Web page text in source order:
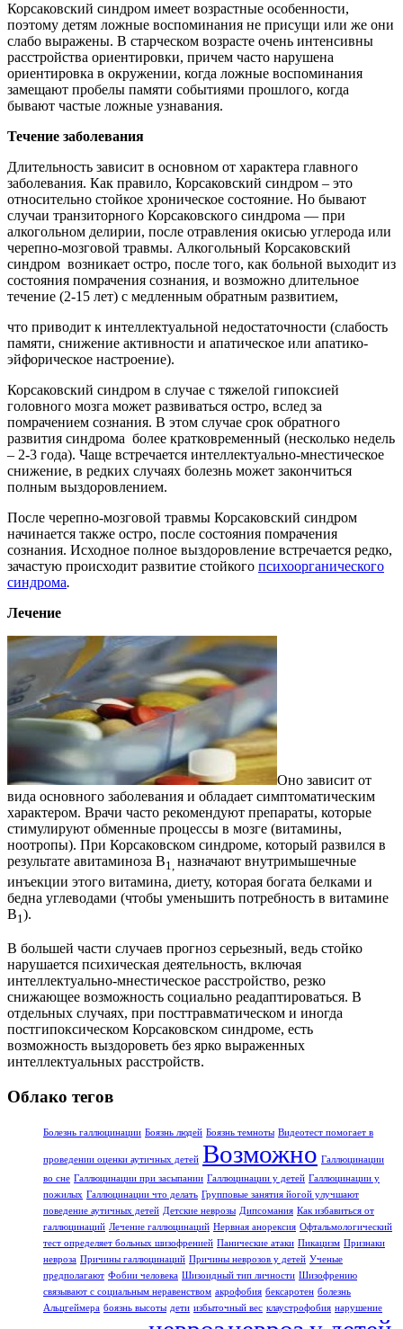
Корсаковский синдром имеет возрастные особенности,
поэтому детям ложные воспоминания не присущи или же они
слабо выражены. В старческом возрасте очень интенсивны
расстройства ориентировки, причем часто нарушена
ориентировка в окружении, когда ложные воспоминания
замещают пробелы памяти событиями прошлого, когда
бывают частые ложные узнавания.
Течение заболевания
Длительность зависит в основном от характера главного
заболевания. Как правило, Корсаковский синдром – это
относительно стойкое хроническое состояние. Но бывают
случаи транзиторного Корсаковского синдрома — при
алкогольном делирии, после отравления окисью углерода или
черепно-мозговой травмы. Алкогольный Корсаковский
синдром возникает остро, после того, как больной выходит из
состояния помрачения сознания, и возможно длительное
течение (2-15 лет) с медленным обратным развитием,
что приводит к интеллектуальной недостаточности (слабость
памяти, снижение активности и апатическое или апатико-
эйфорическое настроение).
Корсаковский синдром в случае с тяжелой гипоксией
головного мозга может развиваться остро, вслед за
помрачением сознания. В этом случае срок обратного
развития синдрома более кратковременный (несколько недель
– 2-3 года). Чаще встречается интеллектуально-мнестическое
снижение, в редких случаях болезнь может закончиться
полным выздоровлением.
После черепно-мозговой травмы Корсаковский синдром
начинается также остро, после состояния помрачения
сознания. Исходное полное выздоровление встречается редко,
зачастую происходит развитие стойкого психоорганического
синдрома.
Лечение
Оно зависит от
вида основного заболевания и обладает симптоматическим
характером. Врачи часто рекомендуют препараты, которые
стимулируют обменные процессы в мозге (витамины,
ноотропы). При Корсаковском синдроме, который развился в
результате авитаминоза В1, назначают внутримышечные
инъекции этого витамина, диету, которая богата белками и
бедна углеводами (чтобы уменьшить потребность в витамине
В1 ).
В большей части случаев прогноз серьезный, ведь стойко
нарушается психическая деятельность, включая
интеллектуально-мнестическое расстройство, резко
снижающее возможность социально реадаптироваться. В
отдельных случаях, при посттравматическом и иногда
постгипоксическом Корсаковском синдроме, есть
возможность выздороветь без ярко выраженных
интеллектуальных расстройств.
Облако тегов
Болезнь галлюцинации Боязнь людей Боязнь темноты Видеотест помогает в
проведении оценки аутичных детей Возможно Галлюцинации
во сне Галлюцинации при засыпании Галлюцинации у детей Галлюцинации у
пожилых Галлюцинации что делать Групповые занятия йогой улучшают
поведение аутичных детей Детские неврозы Дипсомания Как избавиться от
галлюцинаций Лечение галлюцинаций Нервная анорексия Офтальмологический
тест определяет больных шизофренией Панические атаки Пикацизм Признаки
невроза Причины галлюцинаций Причины неврозов у детей Ученые
предполагают Фобии человека Шизоидный тип личности Шизофрению
связывают с социальным неравенством акрофобия бексаротен болезнь
Альцгеймера боязнь высоты дети избыточный вес клаустрофобия нарушение